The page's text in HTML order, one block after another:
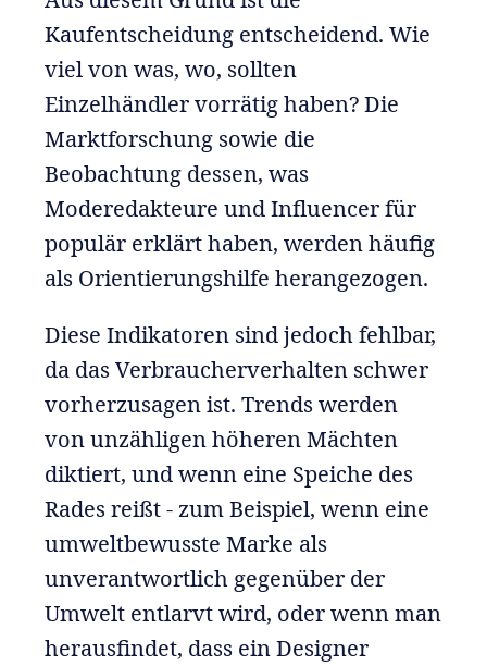
Kaufentscheidung entscheidend. Wie
viel von was, wo, sollten
Einzelhändler vorrätig haben? Die
Marktforschung sowie die
Beobachtung dessen, was
Moderedakteure und Influencer für
populär erklärt haben, werden häufig
als Orientierungshilfe herangezogen.
Diese Indikatoren sind jedoch fehlbar,
da das Verbraucherverhalten schwer
vorherzusagen ist. Trends werden
von unzähligen höheren Mächten
diktiert, und wenn eine Speiche des
Rades reißt - zum Beispiel, wenn eine
umweltbewusste Marke als
unverantwortlich gegenüber der
Umwelt entlarvt wird, oder wenn man
herausfindet, dass ein Designer